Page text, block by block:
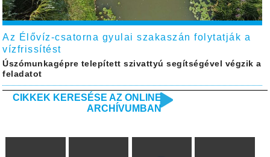
Az Élővíz-csatorna gyulai szakaszán folytatják a
vízfrissítést
Úszómunkagépre telepített szivattyú segítségével végzik a
feladatot
CIKKEK KERESÉSE AZ ONLINE
ARCHÍVUMBAN